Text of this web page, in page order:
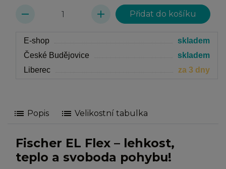
remove add
E-shop
skladem
České Budějovice
skladem
Liberec
za 3 dny
list Popis list Velikostní tabulka
Fischer EL Flex – lehkost,
teplo a svoboda pohybu!